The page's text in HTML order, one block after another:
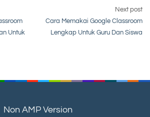
Untuk
Next post
Cara Memakai Google Classroom
Lengkap Untuk Guru Dan Siswa
Non AMP Version